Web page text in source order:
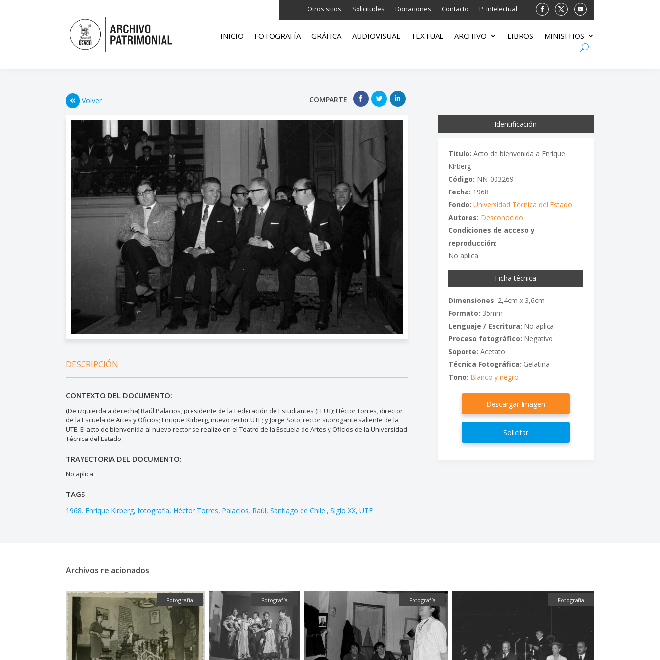
Otros sitios Solicitudes Donaciones Contacto P. Intelectual
INICIO FOTOGRAFÍA GRÁFICA AUDIOVISUAL TEXTUAL ARCHIVO LIBROS MINISITIOS
Volver COMPARTE
DESCRIPCIÓN
CONTEXTO DEL DOCUMENTO:
(De izquierda a derecha) Raúl Palacios, presidente de la Federación de Estudiantes (FEUT); Héctor Torres, director
de la Escuela de Artes y Oficios; Enrique Kirberg, nuevo rector UTE; y Jorge Soto, rector subrogante saliente de la
UTE. El acto de bienvenida al nuevo rector se realizo en el Teatro de la Escuela de Artes y Oficios de la Universidad
Técnica del Estado.
TRAYECTORIA DEL DOCUMENTO:
No aplica
TAGS
1968 Enrique Kirberg fotografía Héctor Torres Palacios Raúl Santiago de Chile. Siglo XX UTE
Identificación
Titulo: Acto de bienvenida a Enrique
Kirberg
Código: NN-003269
Fecha: 1968
Fondo: Universidad Técnica del Estado
Autores: Desconocido
Condiciones de acceso y
reproducción:
No aplica
Ficha técnica
Dimensiones: 2,4cm x 3,6cm
Formato: 35mm
Lenguaje / Escritura: No aplica
Proceso fotográfico: Negativo
Soporte: Acetato
Técnica Fotográfica: Gelatina
Tono: Blanco y negro
Descargar Imagen
Solicitar
Archivos relacionados
Fotografía Fotografía Fotografía Fotografía